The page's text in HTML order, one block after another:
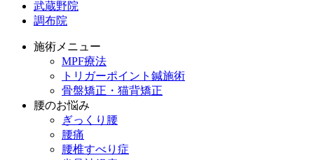
武蔵野院
調布院
施術メニュー
MPF療法
トリガーポイント鍼施術
骨盤矯正・猫背矯正
腰のお悩み
ぎっくり腰
腰痛
腰椎すべり症